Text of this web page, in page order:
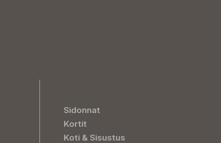
Sidonnat
Kortit
Koti & Sisustus